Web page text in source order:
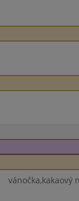
vánočka,kakaový